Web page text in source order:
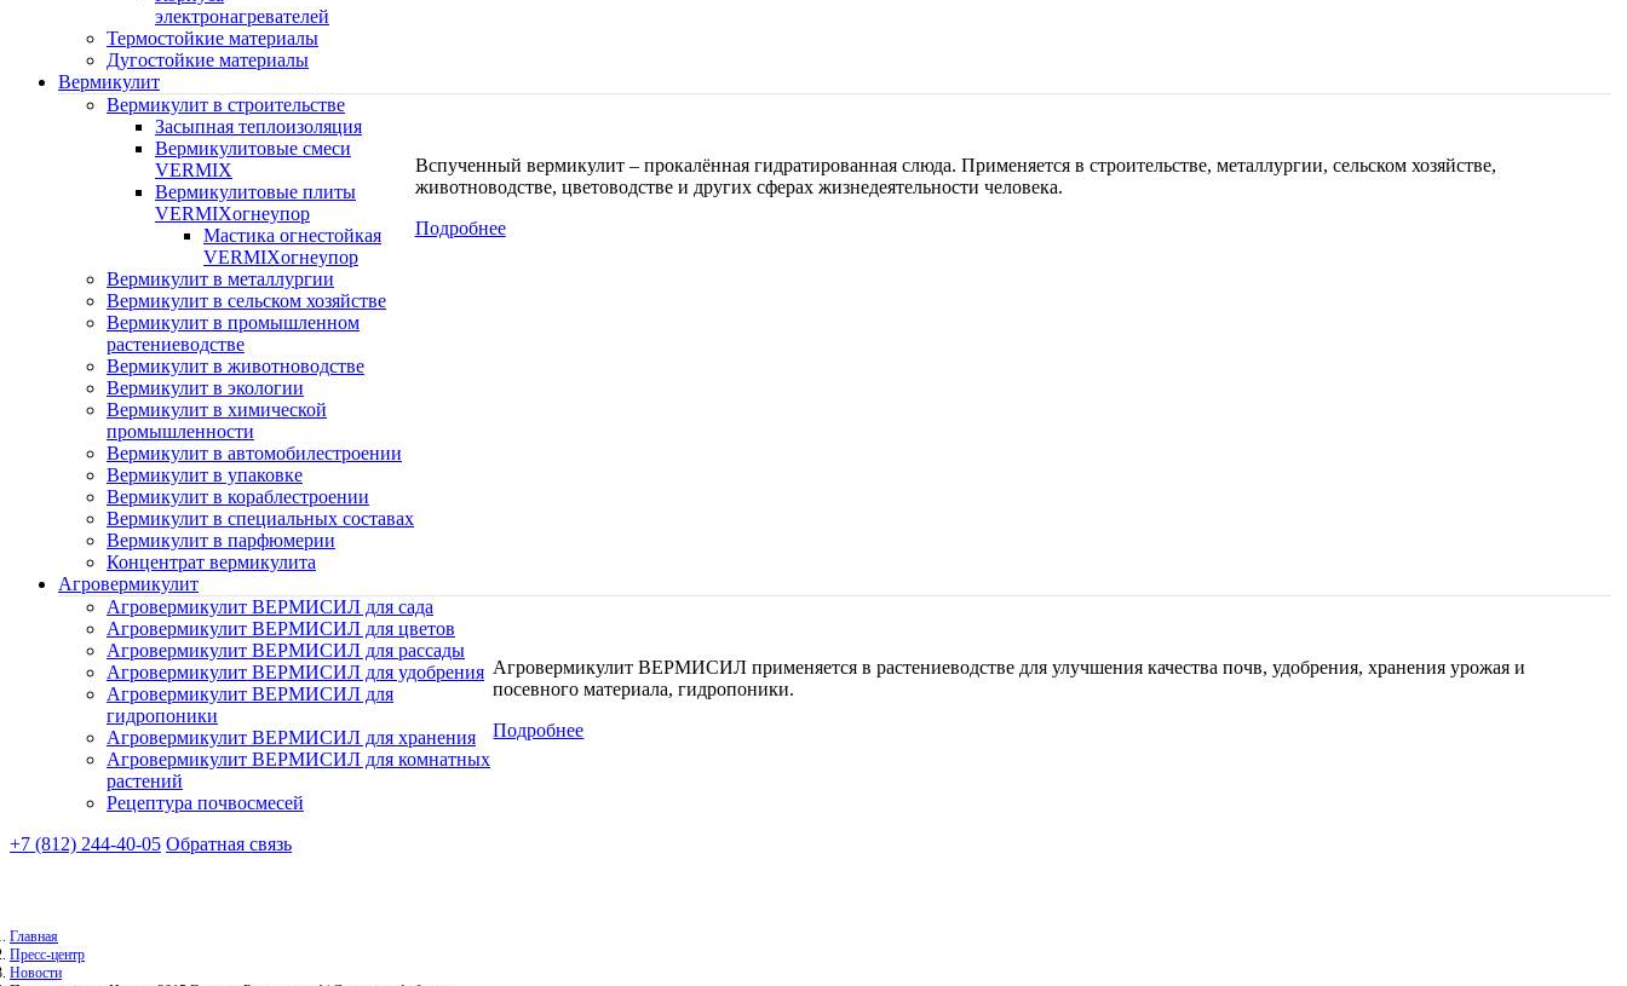
электронагревателей
Термостойкие материалы
Дугостойкие материалы
Вермикулит
Вермикулит в строительстве
Засыпная теплоизоляция
Вермикулитовые смеси
VERMIX
Вермикулитовые плиты
VERMIXогнеупор
Мастика огнестойкая
VERMIXогнеупор
Вермикулит в металлургии
Вермикулит в сельском хозяйстве
Вермикулит в промышленном
растениеводстве
Вермикулит в животноводстве
Вермикулит в экологии
Вермикулит в химической
промышленности
Вермикулит в автомобилестроении
Вермикулит в упаковке
Вермикулит в кораблестроении
Вермикулит в специальных составах
Вермикулит в парфюмерии
Концентрат вермикулита
Вспученный вермикулит – прокалённая гидратированная слюда. Применяется в строительстве, металлургии, сельском хозяйстве,
животноводстве, цветоводстве и других сферах жизнедеятельности человека.
Подробнее
Агровермикулит
Агровермикулит ВЕРМИСИЛ для сада
Агровермикулит ВЕРМИСИЛ для цветов
Агровермикулит ВЕРМИСИЛ для рассады
Агровермикулит ВЕРМИСИЛ для удобрения
Агровермикулит ВЕРМИСИЛ для
гидропоники
Агровермикулит ВЕРМИСИЛ для хранения
Агровермикулит ВЕРМИСИЛ для комнатных
растений
Рецептура почвосмесей
Агровермикулит ВЕРМИСИЛ применяется в растениеводстве для улучшения качества почв, удобрения, хранения урожая и
посевного материала, гидропоники.
Подробнее
+7 (812) 244-40-05 Обратная связь
Главная
Пресс-центр
Новости